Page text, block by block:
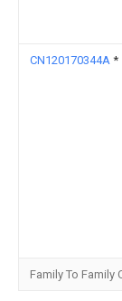
CN120170344A *
Family To Family